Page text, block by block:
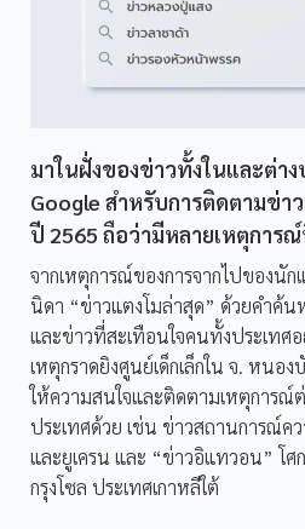
มาในฝั่งของข่าวทั้งในและต่า
Google สำหรับการติดตามข่า
ปี 2565 ถือว่ามีหลายเหตุการ
จากเหตุการณ์ของการจากไปของนั
นิดา “ข่าวแตงโมล่าสุด” ด้วยคำค้
และข่าวที่สะเทือนใจคนทั้งประเทศอ
เหตุกราดยิงศูนย์เด็กเล็กใน จ. หนอ
ให้ความสนใจและติดตามเหตุการณ์
ประเทศด้วย เช่น ข่าวสถานการณ์ค
และยูเครน และ “ข่าวอิแทวอน” โศ
กรุงโซล ประเทศเกาหลีใต้